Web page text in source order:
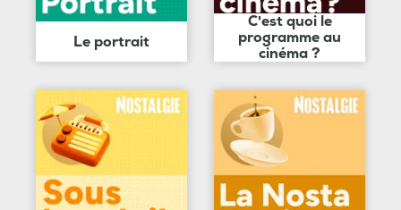
Le portrait
C'est quoi le
programme au
cinéma ?